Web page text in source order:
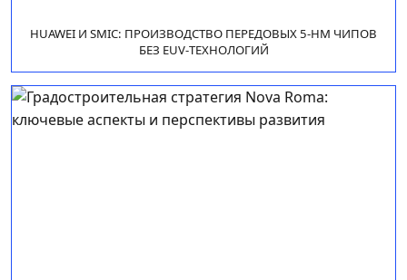
HUAWEI И SMIC: ПРОИЗВОДСТВО ПЕРЕДОВЫХ 5-НМ ЧИПОВ
БЕЗ EUV-ТЕХНОЛОГИЙ